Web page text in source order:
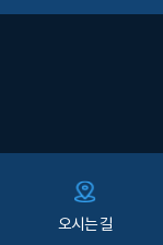
오시는 길